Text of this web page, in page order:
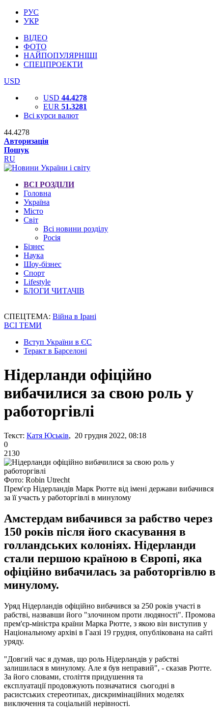
РУС
УКР
ВІДЕО
ФОТО
НАЙПОПУЛЯРНІШІ
СПЕЦПРОЕКТИ
USD
USD 44.4278
EUR 51.3281
Всі курси валют
44.4278
Авторизація
Пошук
RU
ВСІ РОЗДІЛИ
Головна
Україна
Місто
Світ
Всі новини розділу
Росія
Бізнес
Наука
Шоу-бізнес
Спорт
Lifestyle
БЛОГИ ЧИТАЧІВ
СПЕЦТЕМА: Війна в Ірані
ВСІ ТЕМИ
Вступ України в ЄС
Теракт в Барселоні
Нідерланди офіційно
вибачилися за свою роль у
работоргівлі
Текст: Катя Юськів, 20 грудня 2022, 08:18
0
2130
Фото: Robin Utrecht
Прем'єр Нідерландів Марк Рютте від імені держави вибачився
за її участь у работоргівлі в минулому
Амстердам вибачився за рабство через
150 років після його скасування в
голландських колоніях. Нідерланди
стали першою країною в Європі, яка
офіційно вибачилась за работоргівлю в
минулому.
Уряд Нідерландів офіційно вибачився за 250 років участі в
рабстві, назвавши його "злочином проти людяності". Промова
прем'єр-міністра країни Марка Рютте, з якою він виступив у
Національному архіві в Гаазі 19 грудня, опублікована на сайті
уряду.
"Довгий час я думав, що роль Нідерландів у рабстві
залишилася в минулому. Але я був неправий", - сказав Рютте.
За його словами, століття придушення та
експлуатації продовжують позначатися сьогодні в
расистських стереотипах, дискримінаційних моделях
виключення та соціальній нерівності.